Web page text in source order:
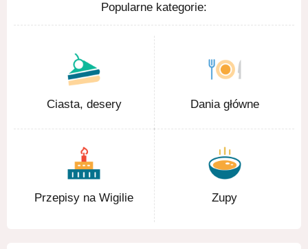
Popularne kategorie:
Ciasta, desery Dania główne
Przepisy na Wigilie Zupy